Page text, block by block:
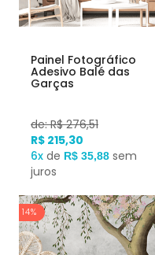
Painel Fotográfico
Adesivo Balé das
Garças
de: R$ 276,51
R$ 215,30
6x de R$ 35,88 sem
juros
14%